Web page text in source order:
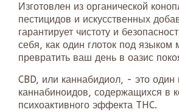
Изготовлен из органической
пестицидов и искусственных
гарантирует чистоту и
себя, как один глоток под языком
превратить ваш день в оазис
CBD, или каннабидиол, - это один
каннабиноидов, содержащихся в
психоактивного эффекта THC.